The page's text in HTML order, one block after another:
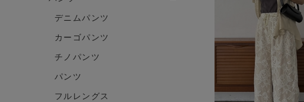
デニムパンツ
カーゴパンツ
チノパンツ
パンツ
フルレングス